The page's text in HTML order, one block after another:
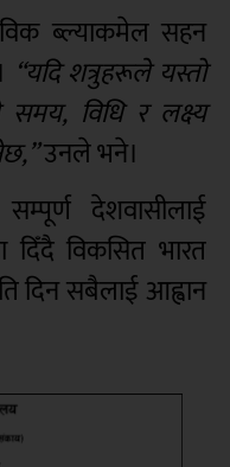
ब्ल्याकमेल सहन
“यदि शत्रुहरूले यस्तो
समय, विधि र लक्ष्य
उनले भने।
सम्पूर्ण देशवासीलाई
दिँदै विकसित भारत
दिन सबैलाई आह्वान